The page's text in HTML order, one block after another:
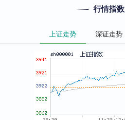
行情指数
上证走势 深证走势